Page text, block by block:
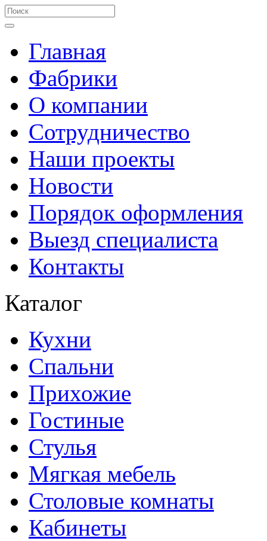
Главная
Фабрики
О компании
Сотрудничество
Наши проекты
Новости
Порядок оформления
Выезд специалиста
Контакты
Каталог
Кухни
Спальни
Прихожие
Гостиные
Стулья
Мягкая мебель
Столовые комнаты
Кабинеты